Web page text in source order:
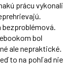
prácu vykonali
bezproblémová.
bol
ale nepraktické.
to na pohľad nie